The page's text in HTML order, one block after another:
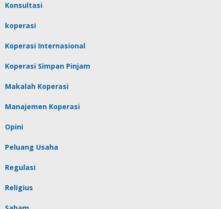
Konsultasi
koperasi
Koperasi Internasional
Koperasi Simpan Pinjam
Makalah Koperasi
Manajemen Koperasi
Opini
Peluang Usaha
Regulasi
Religius